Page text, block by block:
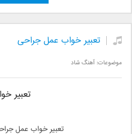
تعبیر خواب عمل جراحی
موضوعات:آهنگ شاد
تعبیر
تعبیر خواب عمل